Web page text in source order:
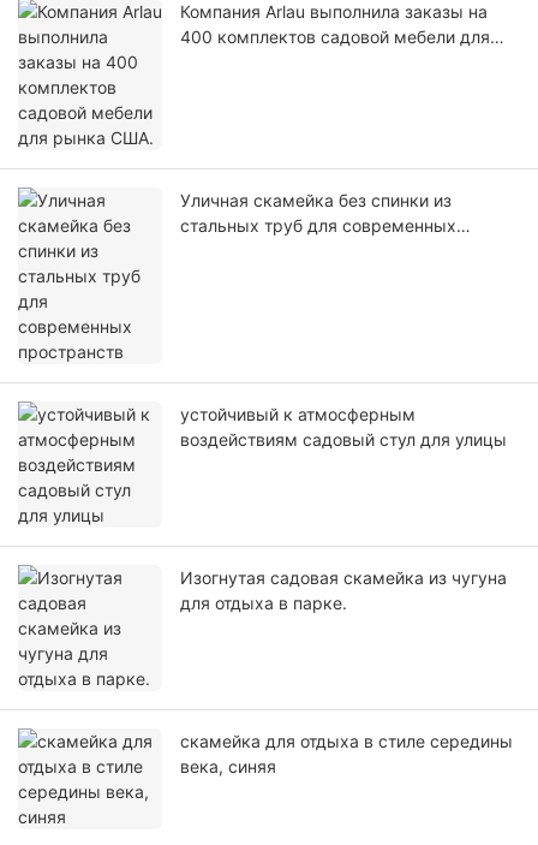
Компания Arlau выполнила заказы на
400 комплектов садовой мебели для
Уличная скамейка без спинки из
стальных труб для современных
устойчивый к атмосферным
воздействиям садовый стул для улицы
Изогнутая садовая скамейка из чугуна
для отдыха в парке.
скамейка для отдыха в стиле середины
века, синяя